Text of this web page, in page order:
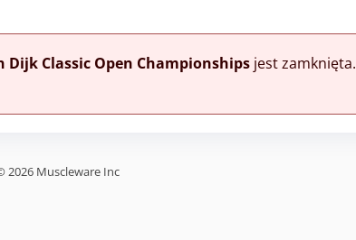
Dijk Classic Open Championshipsjest zamknięta.
2026 Muscleware Inc